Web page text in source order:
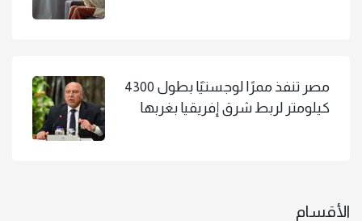
مصر تنفذ ممرًا لوجستيًا بطول 4300
كيلومتر لربط شرق إفريقيا بغربها
الأقسام